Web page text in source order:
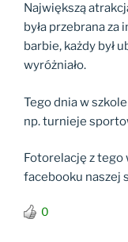
Największą
była przebrana
barbie, każdy był
wyróżniało.
Tego dnia w
np. turnieje
Fotorelację z tego
facebooku naszej
0